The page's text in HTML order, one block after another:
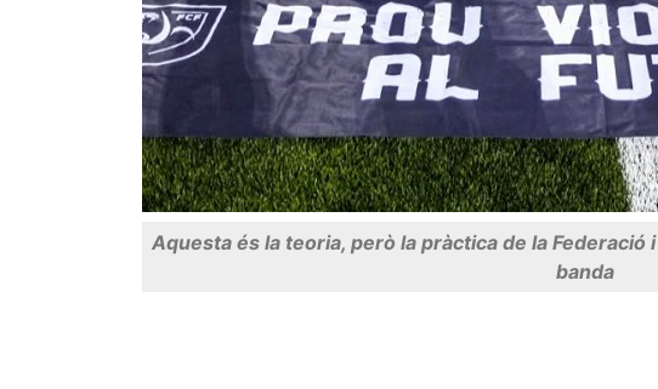
Aquesta és la teoria, però la pràctica de la Federació
banda